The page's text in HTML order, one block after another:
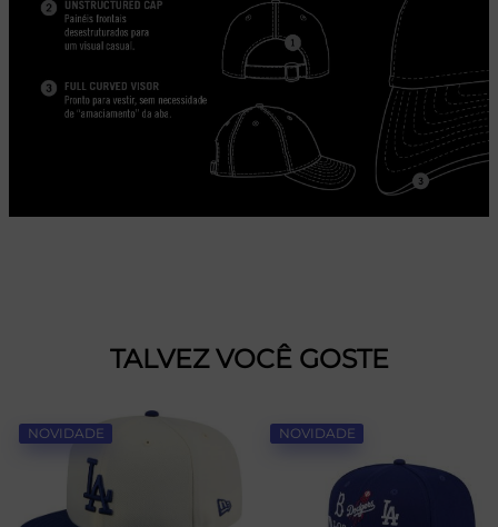
TALVEZ VOCÊ GOSTE
NOVIDADE NOVIDADE